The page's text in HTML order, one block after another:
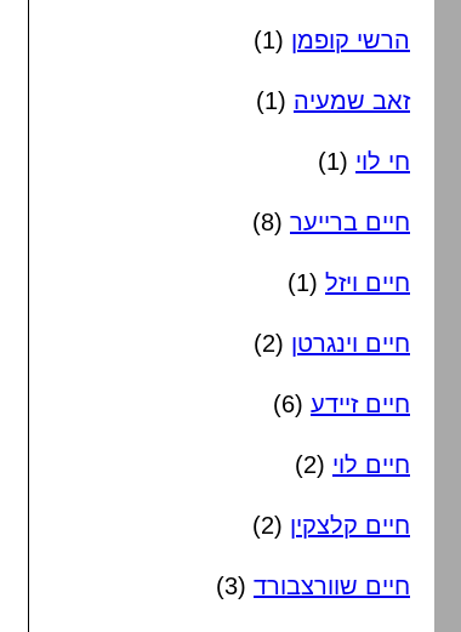
הרשי קופמן (1)
זאב שמעיה (1)
חי לוי (1)
חיים ברייער (8)
חיים ויזל (1)
חיים וינגרטן (2)
חיים זיידע (6)
חיים לוי (2)
חיים קלצקין (2)
חיים שוורצבורד (3)